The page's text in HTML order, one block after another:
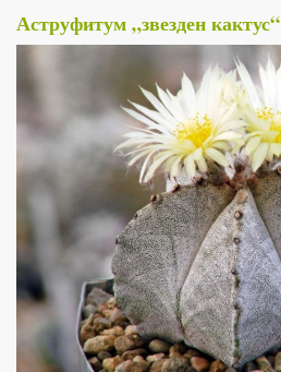
Аструфитум „звезден кактус“